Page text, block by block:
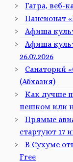
Гагра, веб-
Пансионат
Афиша
Афиша
26.07.2026
Санаторий
(Абхазия)
Как лучше
пешком или
Прямые
стартуют 17
В Сухуме
Free